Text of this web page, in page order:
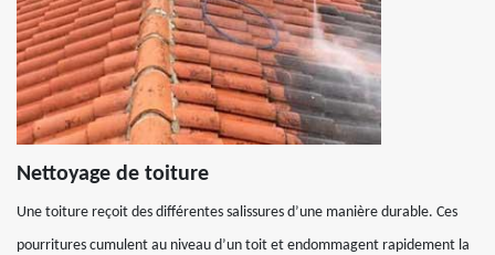
Nettoyage de toiture
Une toiture reçoit des différentes salissures d’une manière durable. Ces
pourritures cumulent au niveau d’un toit et endommagent rapidement la